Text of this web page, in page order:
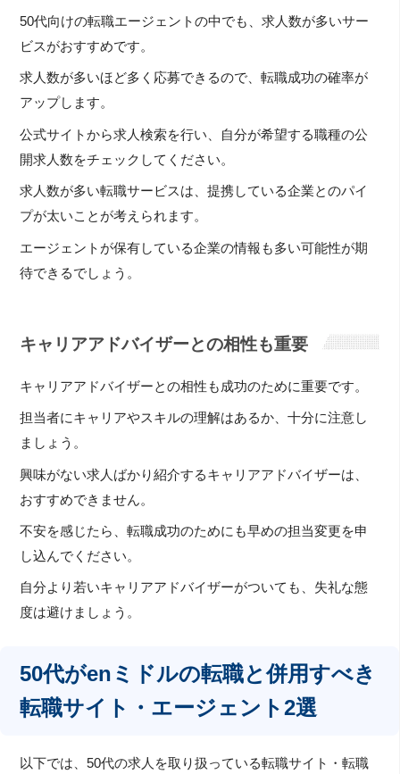
50代向けの転職エージェントの中でも、求人数が多いサー
ビスがおすすめです。
求人数が多いほど多く応募できるので、転職成功の確率が
アップします。
公式サイトから求人検索を行い、自分が希望する職種の公
開求人数をチェックしてください。
求人数が多い転職サービスは、提携している企業とのパイ
プが太いことが考えられます。
エージェントが保有している企業の情報も多い可能性が期
待できるでしょう。
キャリアアドバイザーとの相性も重要
キャリアアドバイザーとの相性も成功のために重要です。
担当者にキャリアやスキルの理解はあるか、十分に注意し
ましょう。
興味がない求人ばかり紹介するキャリアアドバイザーは、
おすすめできません。
不安を感じたら、転職成功のためにも早めの担当変更を申
し込んでください。
自分より若いキャリアアドバイザーがついても、失礼な態
度は避けましょう。
50代がenミドルの転職と併用すべき
転職サイト・エージェント2選
以下では、50代の求人を取り扱っている転職サイト・転職